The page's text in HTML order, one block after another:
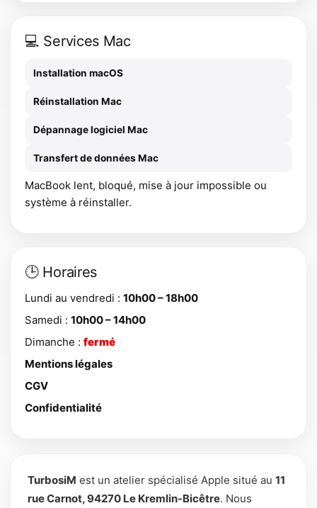
💻 Services Mac
Installation macOS
Réinstallation Mac
Dépannage logiciel Mac
Transfert de données Mac
MacBook lent, bloqué, mise à jour impossible ou
système à réinstaller.
🕒 Horaires
Lundi au vendredi : 10h00 – 18h00
Samedi : 10h00 – 14h00
Dimanche : fermé
Mentions légales
CGV
Confidentialité
TurbosiM est un atelier spécialisé Apple situé au 11
rue Carnot, 94270 Le Kremlin-Bicêtre. Nous